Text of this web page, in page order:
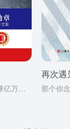
再次遇
那个你